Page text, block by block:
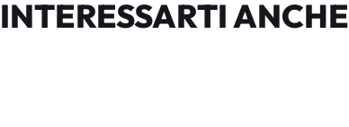
ANCHE